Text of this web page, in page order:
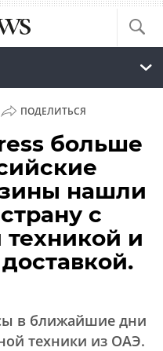
ПОДЕЛИТЬСЯ
больше
нашли
с
и
в ближайшие дни
техники из ОАЭ.